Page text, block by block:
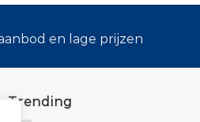
en lage prijzen
Trending